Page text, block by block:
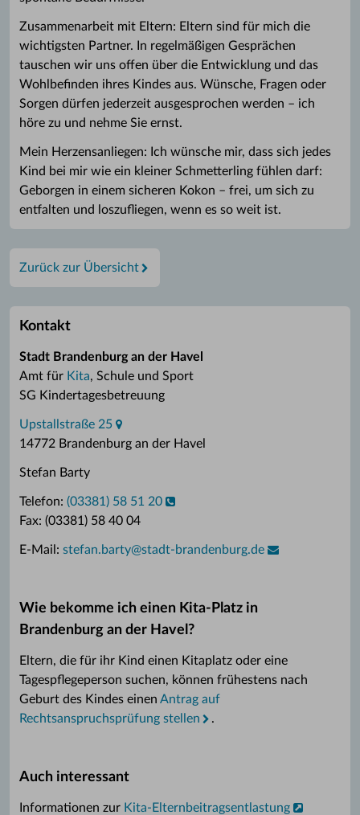
Zusammenarbeit mit Eltern: Eltern sind für mich die
wichtigsten Partner. In regelmäßigen Gesprächen
tauschen wir uns offen über die Entwicklung und das
Wohlbefinden ihres Kindes aus. Wünsche, Fragen oder
Sorgen dürfen jederzeit ausgesprochen werden – ich
höre zu und nehme Sie ernst.
Mein Herzensanliegen: Ich wünsche mir, dass sich jedes
Kind bei mir wie ein kleiner Schmetterling fühlen darf:
Geborgen in einem sicheren Kokon – frei, um sich zu
entfalten und loszufliegen, wenn es so weit ist.
Zurück zur Übersicht
Kontakt
Stadt Brandenburg an der Havel
Amt für Kita, Schule und Sport
SG Kindertagesbetreuung
Upstallstraße 25
14772 Brandenburg an der Havel
Stefan Barty
Telefon: (03381) 58 51 20
Fax: (03381) 58 40 04
E-Mail: stefan.barty@stadt-brandenburg.de
Wie bekomme ich einen Kita-Platz in
Brandenburg an der Havel?
Eltern, die für ihr Kind einen Kitaplatz oder eine
Tagespflegeperson suchen, können frühestens nach
Geburt des Kindes einen Antrag auf
Rechtsanspruchsprüfung stellen
.
Auch interessant
Informationen zur Kita-Elternbeitragsentlastung